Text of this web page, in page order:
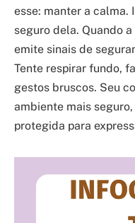
esse: manter a calma.
seguro dela. Quando
emite sinais de
Tente respirar fundo,
gestos bruscos. Seu
ambiente mais
protegida para